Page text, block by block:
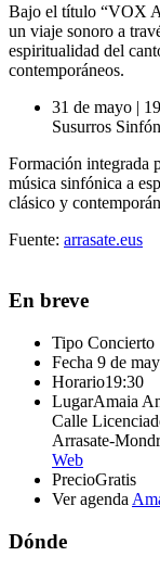
Bajo el título “VOX
un viaje sonoro a
espiritualidad del
contemporáneos.
31 de mayo |
Susurros
Formación integrada
música sinfónica a
clásico y
Fuente: arrasate.eus
En breve
Tipo Concierto
Fecha 9 de
Horario19:30
LugarAmaia
Calle
Arrasate-
Web
PrecioGratis
Ver agenda
Dónde